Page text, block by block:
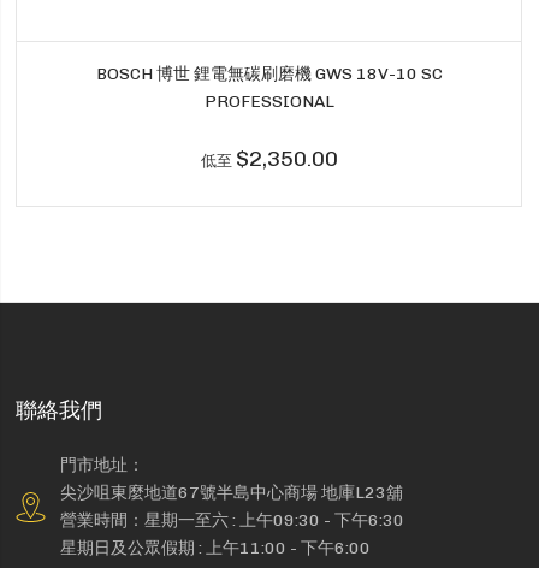
BOSCH 博世 鋰電無碳刷磨機 GWS 18V-10 SC
PROFESSIONAL
低至 $2,350.00
聯絡我們
門市地址：
尖沙咀東麼地道67號半島中心商場 地庫L23舖
營業時間：星期一至六 : 上午09:30 - 下午6:30
星期日及公眾假期 : 上午11:00 - 下午6:00